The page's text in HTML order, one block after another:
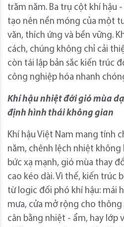
trăm năm. Ba trụ cột khí hậu
tạo nên nền móng của một
văn, thích ứng và bền vững.
cách, chúng không chỉ cải
còn tái lập bản sắc kiến trúc
công nghiệp hóa nhanh
Khí hậu nhiệt đới gió mùa
định hình thái không gian
Khí hậu Việt Nam mang tính
năm, chênh lệch nhiệt
bức xạ mạnh, gió mùa thay
cao kéo dài. Vì thế, kiến trúc
từ logic đối phó khí hậu: mái
mưa, cửa mở rộng cho
cân bằng nhiệt - ẩm, hay lớp